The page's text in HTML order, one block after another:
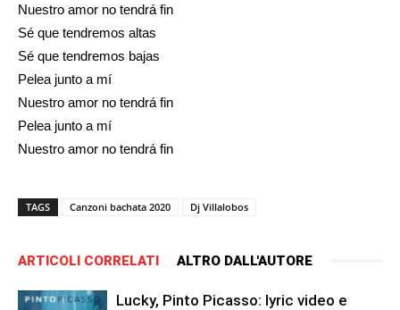
Nuestro amor no tendrá fin
Sé que tendremos altas
Sé que tendremos bajas
Pelea junto a mí
Nuestro amor no tendrá fin
Pelea junto a mí
Nuestro amor no tendrá fin
TAGS Canzoni bachata 2020 Dj Villalobos
ARTICOLI CORRELATI ALTRO DALL'AUTORE
Lucky, Pinto Picasso: lyric video e